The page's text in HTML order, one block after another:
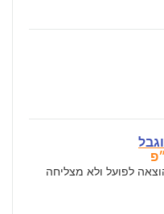
לפועל ולא מצליחה